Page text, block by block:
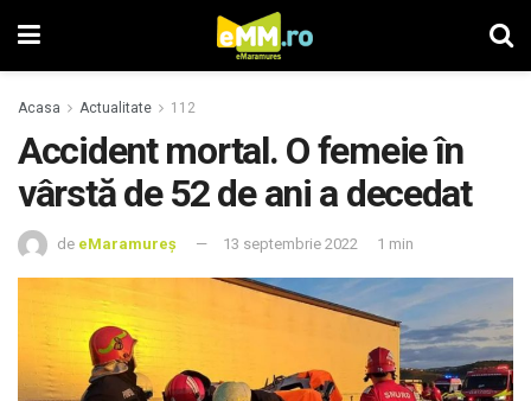
Acasa Actualitate 112
Accident mortal. O femeie în
vârstă de 52 de ani a decedat
de eMaramureș 13 septembrie 2022 1 min